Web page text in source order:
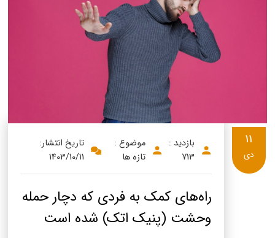
بازدید :
713
موضوع :
تازه ها
تاریخ انتشار:
1403/10/11
راه‌های کمک به فردی که دچار حمله
وحشت (پنیک اتک) شده است
11
دی